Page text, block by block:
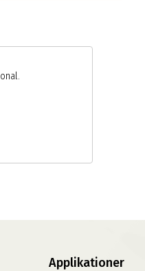
Applikationer